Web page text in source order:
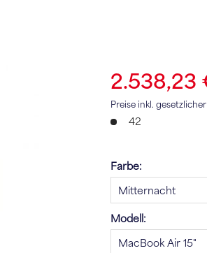
2.538,23
Preise inkl.
42
Farbe:
Modell: